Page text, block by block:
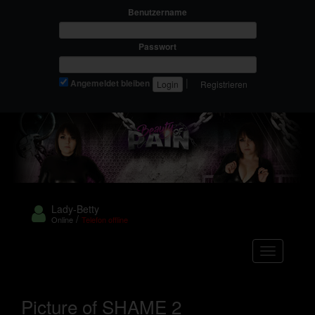
Benutzername
Passwort
Angemeldet bleiben Registrieren
Lady-Betty
Online /Telefon offline
Picture of SHAME 2